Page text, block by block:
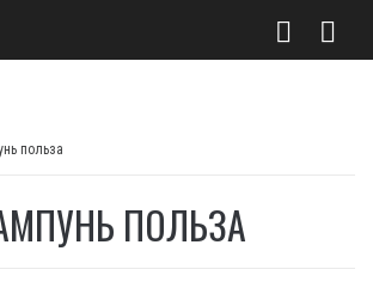
польза
ПОЛЬЗА